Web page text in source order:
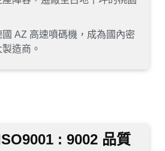
國 AZ 高速噴碼機，成為國內密
造商。
: 9002 品質